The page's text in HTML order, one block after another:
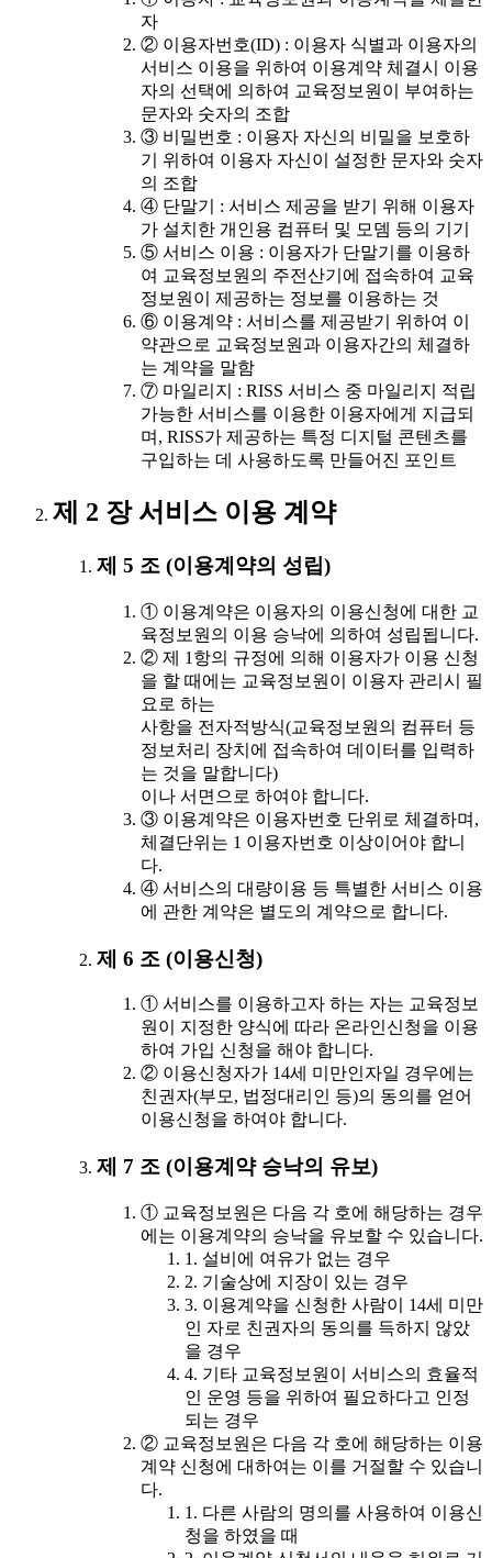
자
② 이용자번호(ID) : 이용자 식별과 이용자의
서비스 이용을 위하여 이용계약 체결시 이용
자의 선택에 의하여 교육정보원이 부여하는
문자와 숫자의 조합
③ 비밀번호 : 이용자 자신의 비밀을 보호하
기 위하여 이용자 자신이 설정한 문자와 숫자
의 조합
④ 단말기 : 서비스 제공을 받기 위해 이용자
가 설치한 개인용 컴퓨터 및 모뎀 등의 기기
⑤ 서비스 이용 : 이용자가 단말기를 이용하
여 교육정보원의 주전산기에 접속하여 교육
정보원이 제공하는 정보를 이용하는 것
⑥ 이용계약 : 서비스를 제공받기 위하여 이
약관으로 교육정보원과 이용자간의 체결하
는 계약을 말함
⑦ 마일리지 : RISS 서비스 중 마일리지 적립
가능한 서비스를 이용한 이용자에게 지급되
며, RISS가 제공하는 특정 디지털 콘텐츠를
구입하는 데 사용하도록 만들어진 포인트
제 2 장 서비스 이용 계약
제 5 조 (이용계약의 성립)
① 이용계약은 이용자의 이용신청에 대한 교
육정보원의 이용 승낙에 의하여 성립됩니다.
② 제 1항의 규정에 의해 이용자가 이용 신청
을 할 때에는 교육정보원이 이용자 관리시 필
요로 하는
사항을 전자적방식(교육정보원의 컴퓨터 등
정보처리 장치에 접속하여 데이터를 입력하
는 것을 말합니다)
이나 서면으로 하여야 합니다.
③ 이용계약은 이용자번호 단위로 체결하며,
체결단위는 1 이용자번호 이상이어야 합니
다.
④ 서비스의 대량이용 등 특별한 서비스 이용
에 관한 계약은 별도의 계약으로 합니다.
제 6 조 (이용신청)
① 서비스를 이용하고자 하는 자는 교육정보
원이 지정한 양식에 따라 온라인신청을 이용
하여 가입 신청을 해야 합니다.
② 이용신청자가 14세 미만인자일 경우에는
친권자(부모, 법정대리인 등)의 동의를 얻어
이용신청을 하여야 합니다.
제 7 조 (이용계약 승낙의 유보)
① 교육정보원은 다음 각 호에 해당하는 경우
에는 이용계약의 승낙을 유보할 수 있습니다.
1. 설비에 여유가 없는 경우
2. 기술상에 지장이 있는 경우
3. 이용계약을 신청한 사람이 14세 미만
인 자로 친권자의 동의를 득하지 않았
을 경우
4. 기타 교육정보원이 서비스의 효율적
인 운영 등을 위하여 필요하다고 인정
되는 경우
② 교육정보원은 다음 각 호에 해당하는 이용
계약 신청에 대하여는 이를 거절할 수 있습니
다.
1. 다른 사람의 명의를 사용하여 이용신
청을 하였을 때